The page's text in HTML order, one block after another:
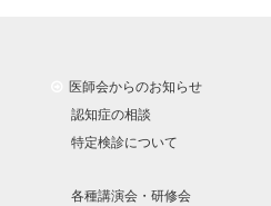
医師会からのお知らせ
認知症の相談
特定検診について
各種講演会・研修会